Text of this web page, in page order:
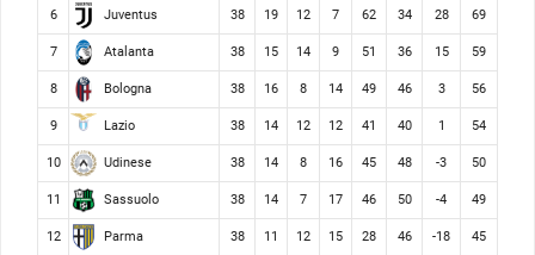
6 Juventus 38 19 12 7 62 34 28 69
7 Atalanta 38 15 14 9 51 36 15 59
8 Bologna 38 16 8 14 49 46 3 56
9 Lazio 38 14 12 12 41 40 1 54
10 Udinese 38 14 8 16 45 48 -3 50
11 Sassuolo 38 14 7 17 46 50 -4 49
12 Parma 38 11 12 15 28 46 -18 45